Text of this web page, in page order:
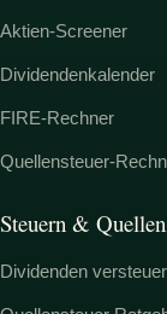
Aktien-Screener
Dividendenkalender
FIRE-Rechner
Quellensteuer-
Steuern &
Dividenden